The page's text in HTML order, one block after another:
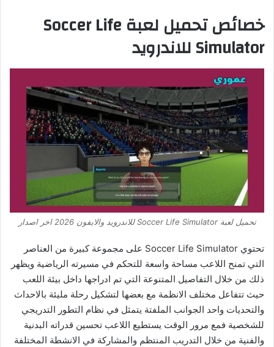
خصائص تحميل لعبة Soccer Life
Simulator للاندرويد
تحميل لعبة Soccer Life Simulator للاندرويد والايفون 2026 اخر اصدار
تحتوي Soccer Life Simulator على مجموعة كبيرة من العناصر
التي تمنح اللاعب مساحة واسعة للتحكم في مسيرته الرياضية ويظهر
ذلك من خلال التفاصيل المتنوعة التي تم ادراجها داخل بيئة اللعب
حيث تتفاعل مختلف الانظمة مع بعضها لتشكيل رحلة مليئة بالاحداث
والتحديات واحد الجوانب الملفتة يتمثل في نظام التطور التدريجي
للشخصية فمع مرور الوقت يستطيع اللاعب تحسين قدراته البدنية
والفنية من خلال التدريب المنتظم والمشاركة في الانشطة المختلفة